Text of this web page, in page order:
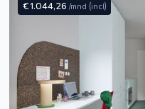
€ 1.044,26 /mnd (incl)